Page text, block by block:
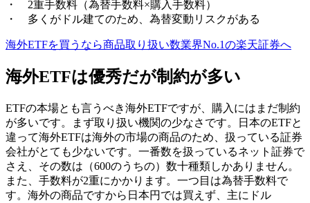
・ 2重手数料（為替手数料×購入手数料）
・ 多くがドル建てのため、為替変動リスクがある
海外ETFを買うなら商品取り扱い数業界No.1の楽天証券へ
海外ETFは優秀だが制約が多い
ETFの本場とも言うべき海外ETFですが、 購入にはまだ制約
が多いです。まず取り扱い機関の少なさです。日本のETFと
違って海外ETFは海外の市場の商品のため、扱っている証券
会社がとても少ないです。一番数を扱っているネット証券で
さえ、その数は（600のうちの）数十種類しかありません。
また、手数料が2重にかかります。一つ目は為替手数料で
す。海外の商品ですから日本円では買えず、主にドル